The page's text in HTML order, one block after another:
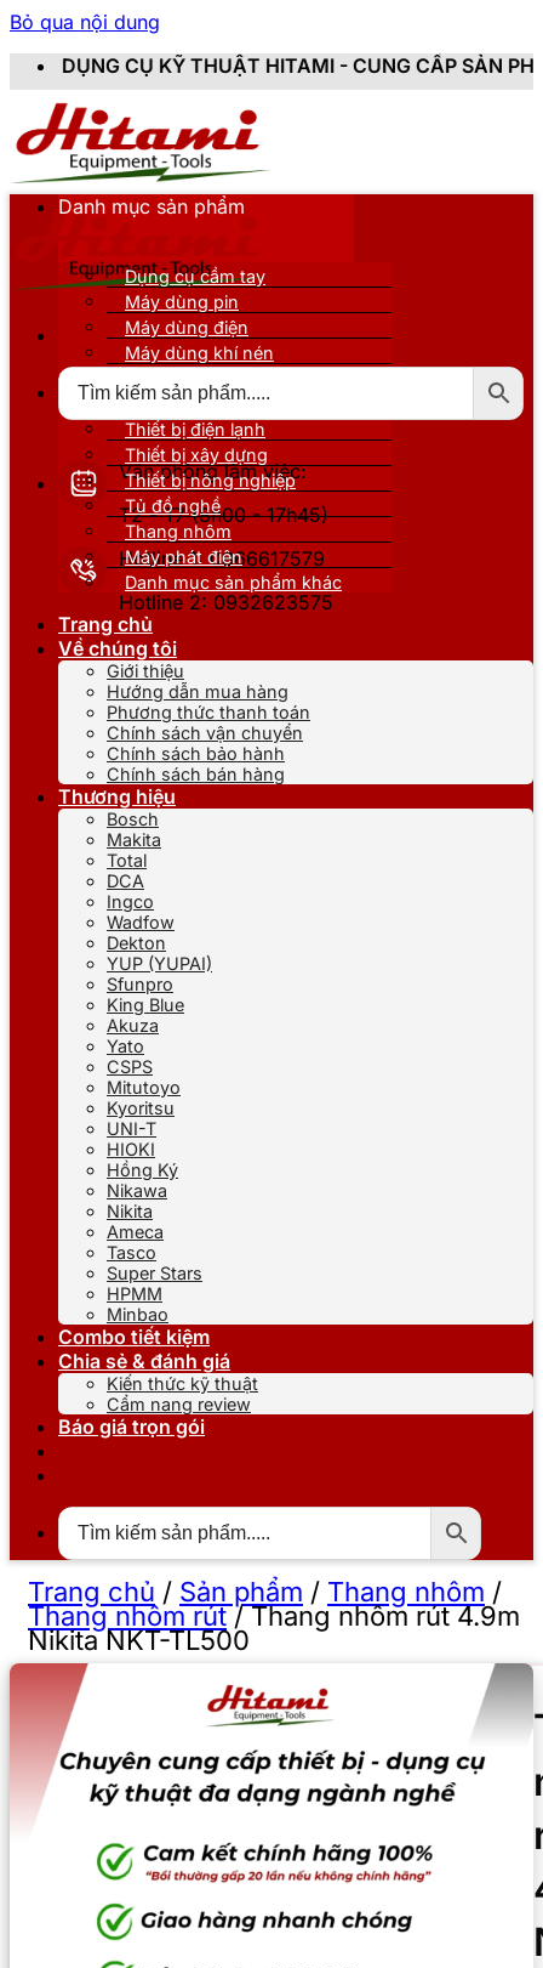
Bỏ qua nội dung
KỸ THUẬT HITAMI - CUNG CẤP SẢN PHẨM CHÍNH
Văn phòng làm việc:
T2 - T7 (8h00 - 17h45)
Hotline 1: 0866617579
Hotline 2: 0932623575
Danh mục sản phẩm
Dụng cụ cầm tay
Máy dùng pin
Máy dùng điện
Máy dùng khí nén
Thiết bị nâng đỡ
Thiết bị điện lạnh
Thiết bị xây dựng
Thiết bị nông nghiệp
Tủ đồ nghề
Thang nhôm
Máy phát điện
Danh mục sản phẩm khác
Trang chủ
Về chúng tôi
Giới thiệu
Hướng dẫn mua hàng
Phương thức thanh toán
Chính sách vận chuyển
Chính sách bảo hành
Chính sách bán hàng
Thương hiệu
Bosch
Makita
Total
DCA
Ingco
Wadfow
Dekton
YUP (YUPAI)
Sfunpro
King Blue
Akuza
Yato
CSPS
Mitutoyo
Kyoritsu
UNI-T
HIOKI
Hồng Ký
Nikawa
Nikita
Ameca
Tasco
Super Stars
HPMM
Minbao
Combo tiết kiệm
Chia sẻ & đánh giá
Kiến thức kỹ thuật
Cẩm nang review
Báo giá trọn gói
Trang chủ / Sản phẩm / Thang nhôm /
Thang nhôm rút/Thang nhôm rút 4.9m
Nikita NKT-TL500